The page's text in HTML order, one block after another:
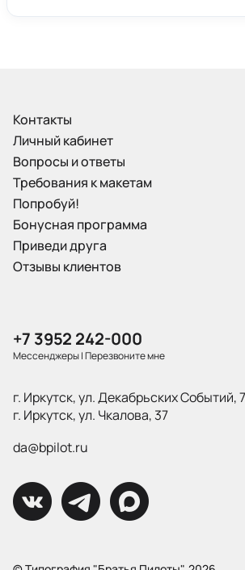
Контакты
Личный кабинет
Вопросы и ответы
Требования к макетам
Попробуй!
Бонусная программа
Приведи друга
Отзывы клиентов
+7 3952 242-000
Мессенджеры|Перезвоните мне
г. Иркутск, ул. Декабрьских Событий,
г. Иркутск, ул. Чкалова, 37
da@bpilot.ru